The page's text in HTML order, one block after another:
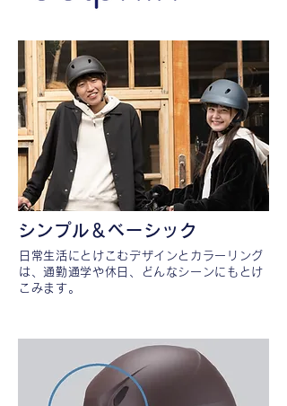
シンプル＆ベーシック
日常生活にとけこむデザインとカラーリング
は、通勤通学や休日、どんなシーンにもとけ
こみます。